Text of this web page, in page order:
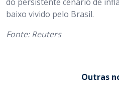
baixo vivido pelo Brasil.
Fonte: Reuters
Outras